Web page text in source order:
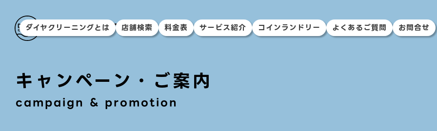
ダイヤクリーニングとは 店舗検索 料金表 サービス紹介 コインランドリー よくあるご質問 お問合せ
キャンペーン・ご案内
campaign & promotion